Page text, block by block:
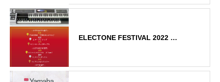
ELECTONE FESTIVAL 2022 …